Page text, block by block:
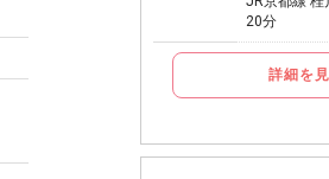
20分
詳細を